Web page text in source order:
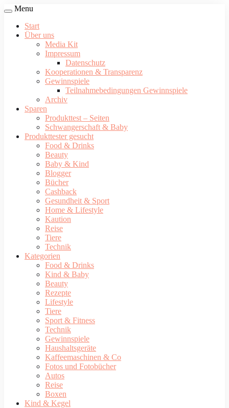
Menu
Start
Über uns
Media Kit
Impressum
Datenschutz
Kooperationen & Transparenz
Gewinnspiele
Teilnahmebedingungen Gewinnspiele
Archiv
Sparen
Produkttest – Seiten
Schwangerschaft & Baby
Produkttester gesucht
Food & Drinks
Beauty
Baby & Kind
Blogger
Bücher
Cashback
Gesundheit & Sport
Home & Lifestyle
Kaution
Reise
Tiere
Technik
Kategorien
Food & Drinks
Kind & Baby
Beauty
Rezepte
Lifestyle
Tiere
Sport & Fitness
Technik
Gewinnspiele
Haushaltsgeräte
Kaffeemaschinen & Co
Fotos und Fotobücher
Autos
Reise
Boxen
Kind & Kegel